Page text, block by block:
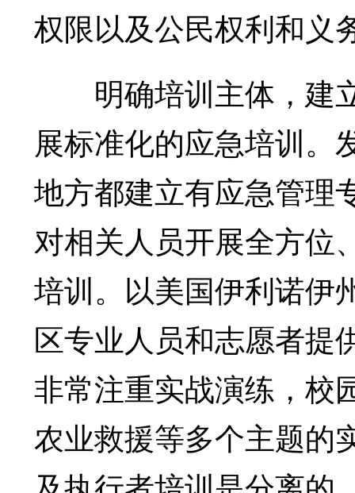
权限以及公民权利和义
明确培训主体，建
展标准化的应急培训。
地方都建立有应急管理
对相关人员开展全方位
培训。以美国伊利诺伊
区专业人员和志愿者提
非常注重实战演练，校
农业救援等多个主题的